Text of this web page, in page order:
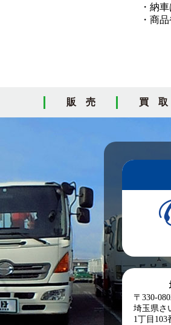
・納
・商
販 売 買 取
〒330-
埼玉県さ
1丁目103